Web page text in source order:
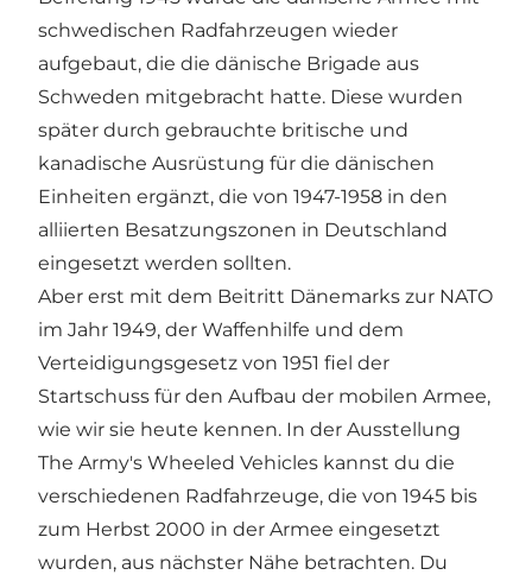
schwedischen Radfahrzeugen wieder
aufgebaut, die die dänische Brigade aus
Schweden mitgebracht hatte. Diese wurden
später durch gebrauchte britische und
kanadische Ausrüstung für die dänischen
Einheiten ergänzt, die von 1947-1958 in den
alliierten Besatzungszonen in Deutschland
eingesetzt werden sollten.
Aber erst mit dem Beitritt Dänemarks zur NATO
im Jahr 1949, der Waffenhilfe und dem
Verteidigungsgesetz von 1951 fiel der
Startschuss für den Aufbau der mobilen Armee,
wie wir sie heute kennen. In der Ausstellung
The Army's Wheeled Vehicles kannst du die
verschiedenen Radfahrzeuge, die von 1945 bis
zum Herbst 2000 in der Armee eingesetzt
wurden, aus nächster Nähe betrachten. Du